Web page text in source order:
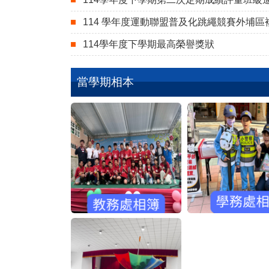
114 學年度運動聯盟普及化跳繩競賽外埔區
114學年度下學期最高榮譽獎狀
當學期相本